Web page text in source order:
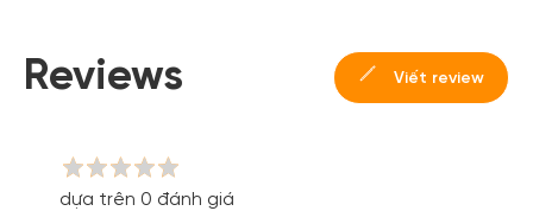
Reviews Viết review
dựa trên 0 đánh giá